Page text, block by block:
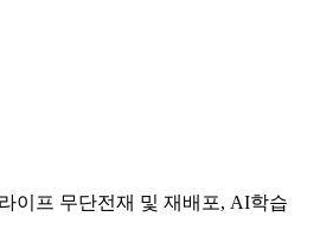
이프 무단전재 및 재배포, AI학습